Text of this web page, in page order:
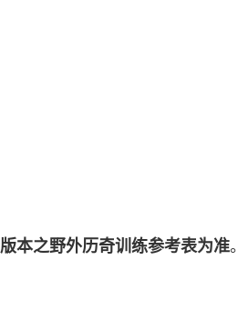
本之野外历奇训练参考表为准。